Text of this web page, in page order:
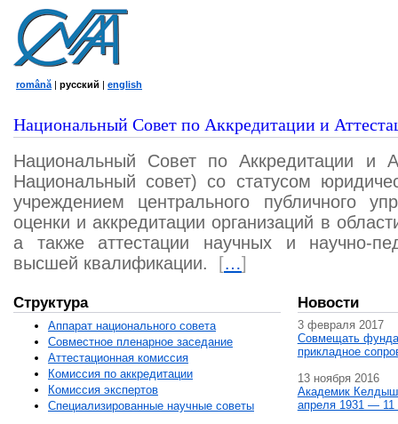
română | русский | english
Национальный Совет по Аккредитации и
Национальный Совет по Аккредитации и
Национальный совет) со статусом
учреждением центрального публичного
оценки и аккредитации организаций в
а также аттестации научных и научно-
высшей квалификации.
[…]
Структура
Аппарат национального совета
Совместное пленарное заседание
Аттестационная комисcия
Комиссия по аккредитации
Комиссия экспертов
Специализированные научные советы
Новости
3 февраля 2017
Совмещать
прикладное
13 ноября 2016
Академик
апреля 1931 — 11